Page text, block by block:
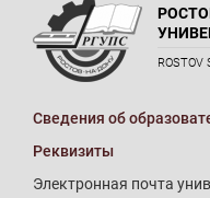
ROSTOV
Сведения об
Реквизиты
Электронная почта